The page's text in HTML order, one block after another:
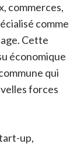
commerces,
comme
Cette
économique
qui
forces
up,